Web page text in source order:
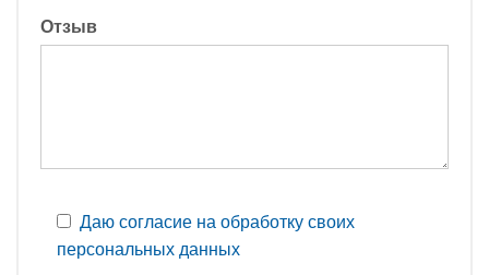
Отзыв
Даю согласие на обработку своих
персональных данных